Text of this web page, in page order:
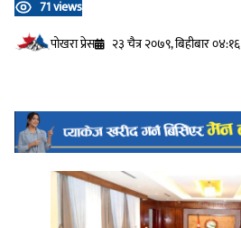
71 views
प‍ोखरा प्रेस
२३ चैत्र २०७९, बिहीबार ०४:१६